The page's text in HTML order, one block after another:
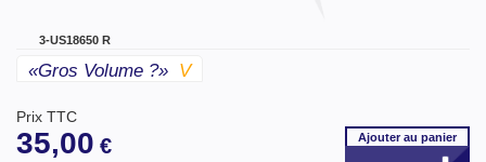
3-US18650 R
«gros Volume ?» V
Prix TTC
35,00 € Ajouterau panier